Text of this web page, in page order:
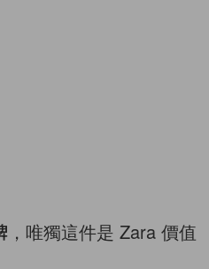
唯獨這件是 Zara 價值